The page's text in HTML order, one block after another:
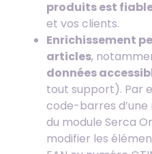
produits est
et vos clients.
Enrichissement
articles,
données
tout support). Par
code-barres d’une
du module Serca
modifier les